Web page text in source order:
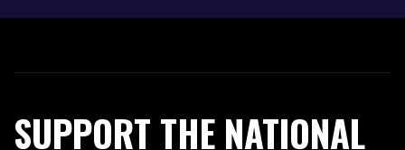
SUPPORT THE NATIONAL